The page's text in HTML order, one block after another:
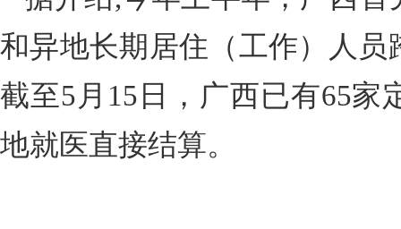
和异地长期居住（工作）人
截至5月15日，广西已有65家
地就医直接结算。